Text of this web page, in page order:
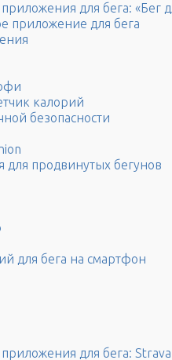
для бега: «Бег
приложение для бега
калорий
безопасности
продвинутых бегунов
для бега на смартфон
для бега: Strava